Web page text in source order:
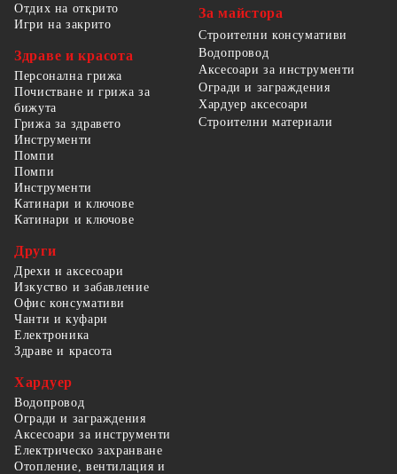
Отдих на открито
Игри на закрито
Здраве и красота
Персонална грижа
Почистване и грижа за
бижута
Грижа за здравето
За майстора
Строителни консумативи
Водопровод
Аксесоари за инструменти
Огради и заграждения
Хардуер аксесоари
Строителни материали
Инструменти
Помпи
Помпи
Инструменти
Катинари и ключове
Катинари и ключове
Други
Дрехи и аксесоари
Изкуство и забавление
Офис консумативи
Чанти и куфари
Електроника
Здраве и красота
Хардуер
Водопровод
Огради и заграждения
Аксесоари за инструменти
Електрическо захранване
Отопление, вентилация и